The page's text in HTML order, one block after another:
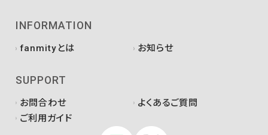
INFORMATION
fanmityとは お知らせ
SUPPORT
お問合わせ
よくあるご質問
ご利用ガイド